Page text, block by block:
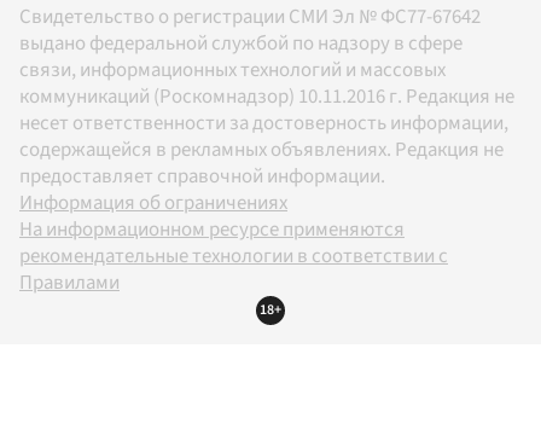
Свидетельство о регистрации СМИ Эл № ФС77-67642
выдано федеральной службой по надзору в сфере
связи, информационных технологий и массовых
коммуникаций (Роскомнадзор) 10.11.2016 г. Редакция не
несет ответственности за достоверность информации,
содержащейся в рекламных объявлениях. Редакция не
предоставляет справочной информации.
Информация об ограничениях
На информационном ресурсе применяются
рекомендательные технологии в соответствии с
Правилами
18+